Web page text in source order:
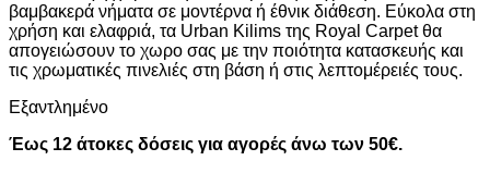
111,00€.είναι:
78,00€.
βαμβακερά νήματα σε μοντέρνα ή έθνικ διάθεση. Εύκολα στη
χρήση και ελαφριά, τα Urban Kilims της Royal Carpet θα
απογειώσουν το χωρο σας με την ποιότητα κατασκευής και
τις χρωματικές πινελιές στη βάση ή στις λεπτομέρειές τους.
Εξαντλημένο
Έως 12 άτοκες δόσεις για αγορές άνω των 50€.